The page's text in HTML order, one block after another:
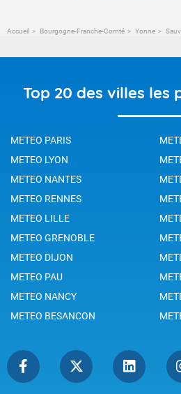
Accueil Bourgogne-Franche-Comté Yonne
Top 20 des villes les
METEO PARIS
METEO LYON
METEO NANTES
METEO RENNES
METEO LILLE
METEO GRENOBLE
METEO DIJON
METEO PAU
METEO NANCY
METEO BESANCON